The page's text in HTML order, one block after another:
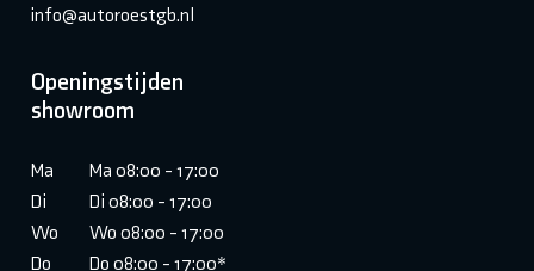
info@autoroestgb.nl
Openingstijden
showroom
Ma
Ma 08:00 - 17:00
Di
Di 08:00 - 17:00
Wo
Wo 08:00 - 17:00
Do
Do 08:00 - 17:00*